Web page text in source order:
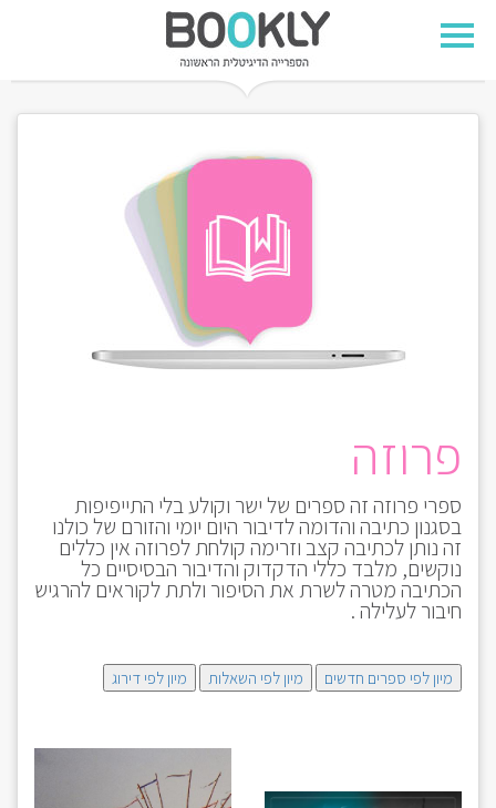
פרוזה
ספרי פרוזה זה ספרים של ישר וקולע בלי התייפיפות
בסגנון כתיבה והדומה לדיבור היום יומי והזורם של כולנו
זה נותן לכתיבה קצב וזרימה קולחת לפרוזה אין כללים
נוקשים, מלבד כללי הדקדוק והדיבור הבסיסיים כל
הכתיבה מטרה לשרת את הסיפור ולתת לקוראים להרגיש
חיבור לעלילה .
מיון לפי ספרים חדשים מיון לפי השאלות מיון לפי דירוג